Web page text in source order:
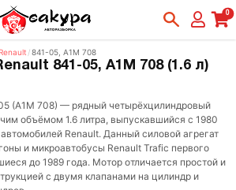
0
Renault /841-05, A1M 708
841-05, A1M 708 (1.6 л)
(A1M 708) — рядный четырёхцилиндровый
объёмом 1.6 литра, выпускавшийся с 1980
Renault. Данный силовой агрегат
и микроавтобусы Renault Trafic первого
до 1989 года. Мотор отличается простой и
с двумя клапанами на цилиндр и